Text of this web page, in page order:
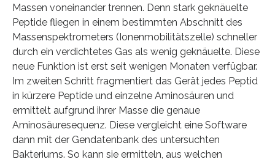
Massen voneinander trennen. Denn stark geknäuelte
Peptide fliegen in einem bestimmten Abschnitt des
Massenspektrometers (Ionenmobilitätszelle) schneller
durch ein verdichtetes Gas als wenig geknäuelte. Diese
neue Funktion ist erst seit wenigen Monaten verfügbar.
Im zweiten Schritt fragmentiert das Gerät jedes Peptid
in kürzere Peptide und einzelne Aminosäuren und
ermittelt aufgrund ihrer Masse die genaue
Aminosäuresequenz. Diese vergleicht eine Software
dann mit der Gendatenbank des untersuchten
Bakteriums. So kann sie ermitteln, aus welchen